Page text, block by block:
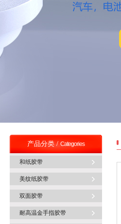
产品分类 /Categories
和纸胶带
美纹纸胶带
双面胶带
耐高温金手指胶带